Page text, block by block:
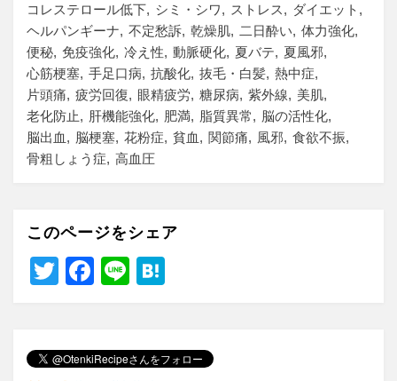
コレステロール低下
シミ・シワ ストレス
ダイエット
ヘルパンギーナ
不定愁訴 乾燥肌 二日酔い
体力強化
便秘 免疫強化 冷え性 動脈硬化 夏バテ
夏風邪
心筋梗塞 手足口病 抗酸化 抜毛・白髪 熱中症
片頭痛
疲労回復 眼精疲労 糖尿病 紫外線
美肌
老化防止
肝機能強化 肥満 脂質異常
脳の活性化
脳出血
脳梗塞 花粉症 貧血 関節痛 風邪 食欲不振
骨粗しょう症
高血圧
このページをシェア
T
er
F
e
Li
n